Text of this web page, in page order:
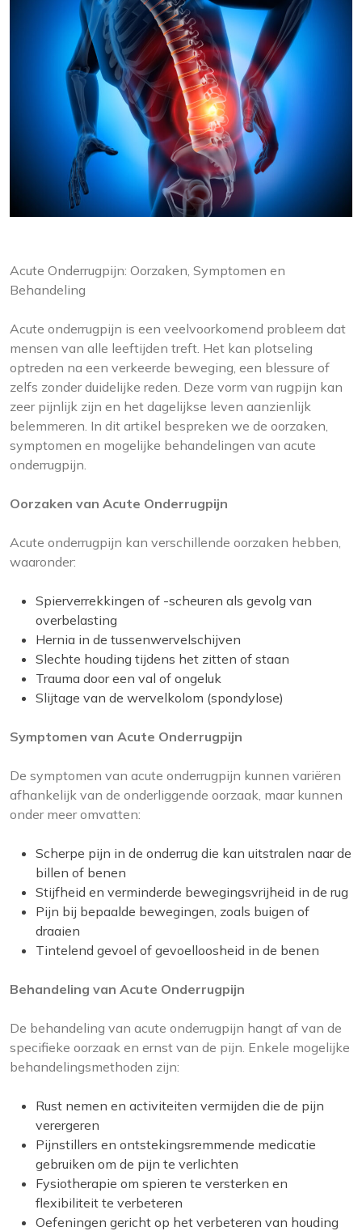
Acute Onderrugpijn: Oorzaken, Symptomen en
Behandeling
Acute onderrugpijn is een veelvoorkomend probleem dat
mensen van alle leeftijden treft. Het kan plotseling
optreden na een verkeerde beweging, een blessure of
zelfs zonder duidelijke reden. Deze vorm van rugpijn kan
zeer pijnlijk zijn en het dagelijkse leven aanzienlijk
belemmeren. In dit artikel bespreken we de oorzaken,
symptomen en mogelijke behandelingen van acute
onderrugpijn.
Oorzaken van Acute Onderrugpijn
Acute onderrugpijn kan verschillende oorzaken hebben,
waaronder:
Spierverrekkingen of -scheuren als gevolg van
overbelasting
Hernia in de tussenwervelschijven
Slechte houding tijdens het zitten of staan
Trauma door een val of ongeluk
Slijtage van de wervelkolom (spondylose)
Symptomen van Acute Onderrugpijn
De symptomen van acute onderrugpijn kunnen variëren
afhankelijk van de onderliggende oorzaak, maar kunnen
onder meer omvatten:
Scherpe pijn in de onderrug die kan uitstralen naar de
billen of benen
Stijfheid en verminderde bewegingsvrijheid in de rug
Pijn bij bepaalde bewegingen, zoals buigen of
draaien
Tintelend gevoel of gevoelloosheid in de benen
Behandeling van Acute Onderrugpijn
De behandeling van acute onderrugpijn hangt af van de
specifieke oorzaak en ernst van de pijn. Enkele mogelijke
behandelingsmethoden zijn:
Rust nemen en activiteiten vermijden die de pijn
verergeren
Pijnstillers en ontstekingsremmende medicatie
gebruiken om de pijn te verlichten
Fysiotherapie om spieren te versterken en
flexibiliteit te verbeteren
Oefeningen gericht op het verbeteren van houding